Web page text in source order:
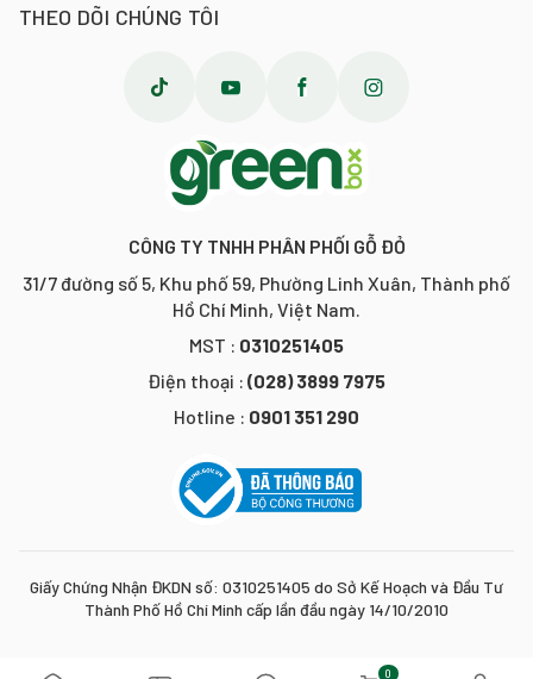
CÔNG TY TNHH PHÂN PHỐI GỖ ĐỎ
31/7 đường số 5, Khu phố 59, Phường Linh Xuân, Thành phố
Hồ Chí Minh, Việt Nam.
MST : 0310251405
Điện thoại : (028) 3899 7975
Hotline : 0901 351 290
THEO DÕI CHÚNG TÔI
Giấy Chứng Nhận ĐKDN số: 0310251405 do Sở Kế Hoạch và Đầu Tư
Thành Phố Hồ Chí Minh cấp lần đầu ngày 14/10/2010
0